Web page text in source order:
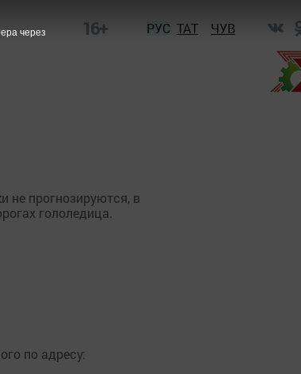
16+ РУС ТАТ ЧУВ
не прогнозируются, в
гололедица.
по адресу:
через